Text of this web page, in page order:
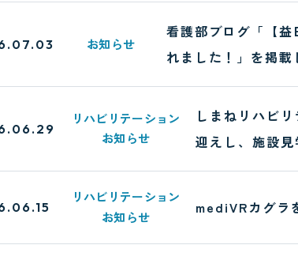
お知らせ
看護部ブログ「【
れました！」を掲載
リハビリテーション
お知らせ
しまねリハビ
迎えし、施設
リハビリテーション
お知らせ
mediVRカグラ